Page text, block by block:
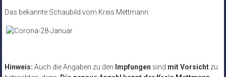
Das bekannte Schaubild vom Kreis Mettmann:
Hinweis: Auch die Angaben zu den Impfungen sind mit Vorsichtzu